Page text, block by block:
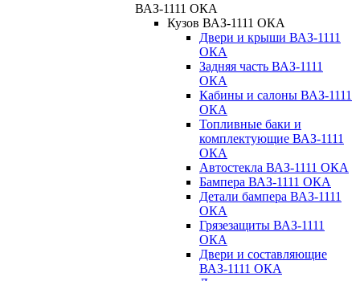
ВАЗ-1111 ОКА
Кузов ВАЗ-1111 ОКА
Двери и крыши ВАЗ-1111
ОКА
Задняя часть ВАЗ-1111
ОКА
Кабины и салоны ВАЗ-1111
ОКА
Топливные баки и
комплектующие ВАЗ-1111
ОКА
Автостекла ВАЗ-1111 ОКА
Бампера ВАЗ-1111 ОКА
Детали бампера ВАЗ-1111
ОКА
Грязезащиты ВАЗ-1111
ОКА
Двери и составляющие
ВАЗ-1111 ОКА